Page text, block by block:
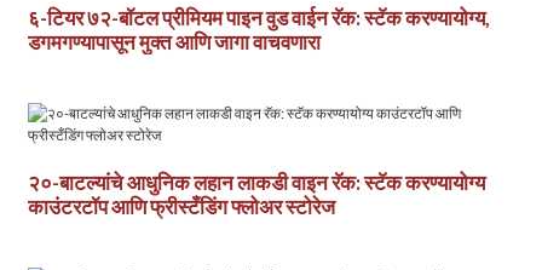
६-टियर ७२-बॉटल प्रीमियम पाइन वुड वाईन रॅक: स्टॅक करण्यायोग्य,
डगमगण्यापासून मुक्त आणि जागा वाचवणारा
२०-बाटल्यांचे आधुनिक लहान लाकडी वाइन रॅक: स्टॅक करण्यायोग्य
काउंटरटॉप आणि फ्रीस्टँडिंग फ्लोअर स्टोरेज